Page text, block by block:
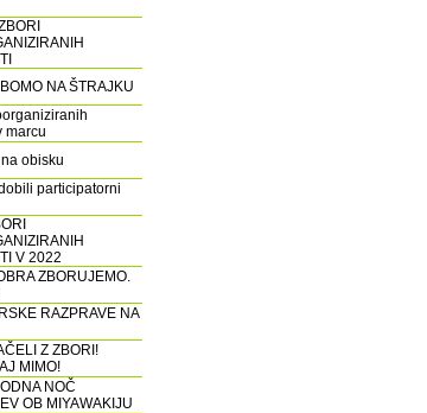
NA ŠTRAJKU
marcu
obisku
participatorni
V 2022
ZBORUJEMO.
RAZPRAVE NA
Z ZBORI!
MIMO!
NOČ
OB MIYAWAKIJU